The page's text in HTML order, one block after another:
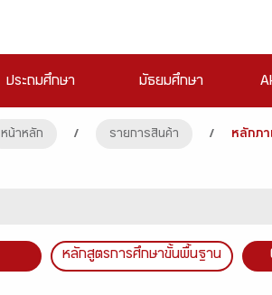
ประถมศึกษา มัธยมศึกษา
หน้าหลัก / รายการสินค้า / หลักภ
หลักสูตรการศึกษาขั้นพื้นฐาน